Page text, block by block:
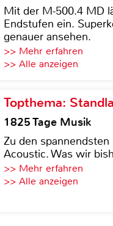
Mit der M-500.4 MD
Endstufen ein.
genauer ansehen.
>> Mehr erfahren
>> Alle anzeigen
Topthema:
1825 Tage Musik
Zu den
Acoustic. Was wir
>> Mehr erfahren
>> Alle anzeigen